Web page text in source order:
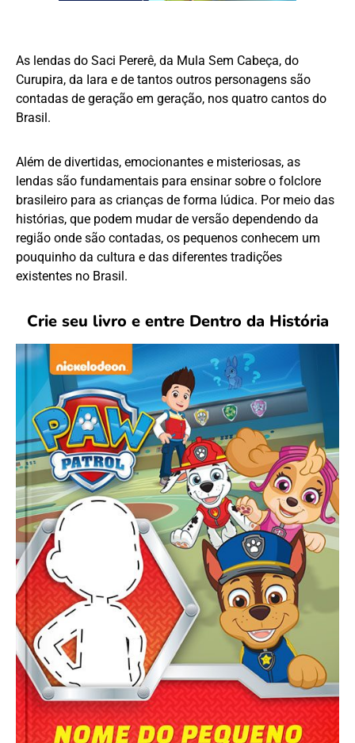
As lendas do Saci Pererê, da Mula Sem Cabeça, do
Curupira, da Iara e de tantos outros personagens são
contadas de geração em geração, nos quatro cantos do
Brasil.
Além de divertidas, emocionantes e misteriosas, as
lendas são fundamentais para ensinar sobre o folclore
brasileiro para as crianças de forma lúdica. Por meio das
histórias, que podem mudar de versão dependendo da
região onde são contadas, os pequenos conhecem um
pouquinho da cultura e das diferentes tradições
existentes no Brasil.
Crie seu livro e entre Dentro da História